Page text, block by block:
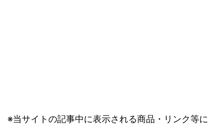
※当サイトの記事中に表示される商品・リンク等に